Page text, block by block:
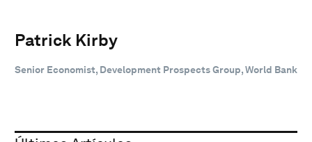
Patrick Kirby
Senior Economist, Development Prospects Group, World Bank